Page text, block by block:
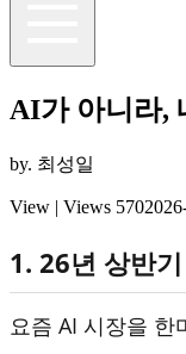
AI가 아니라,
by. 최성일
View | Views 570
1. 26년 상반
요즘 AI 시장을 한